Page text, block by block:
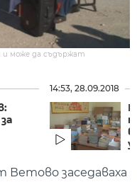
може да съдържат
14:53, 28.09.2018
заседаваха